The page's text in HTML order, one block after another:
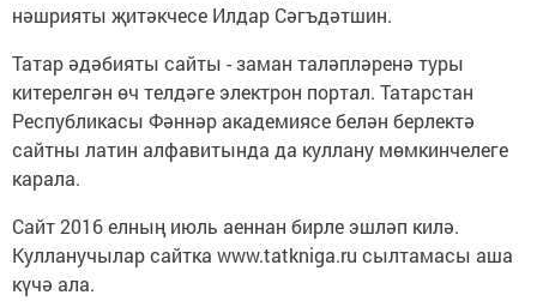
нәшрияты җитәкчесе Илдар Сәгъдәтшин.
Татар әдәбияты сайты - заман таләпләренә туры
китерелгән өч телдәге электрон портал. Татарстан
Республикасы Фәннәр академиясе белән берлектә
сайтны латин алфавитында да куллану мөмкинчелеге
карала.
Сайт 2016 елның июль аеннан бирле эшләп килә.
Кулланучылар сайтка www.tatkniga.ru сылтамасы аша
күчә ала.